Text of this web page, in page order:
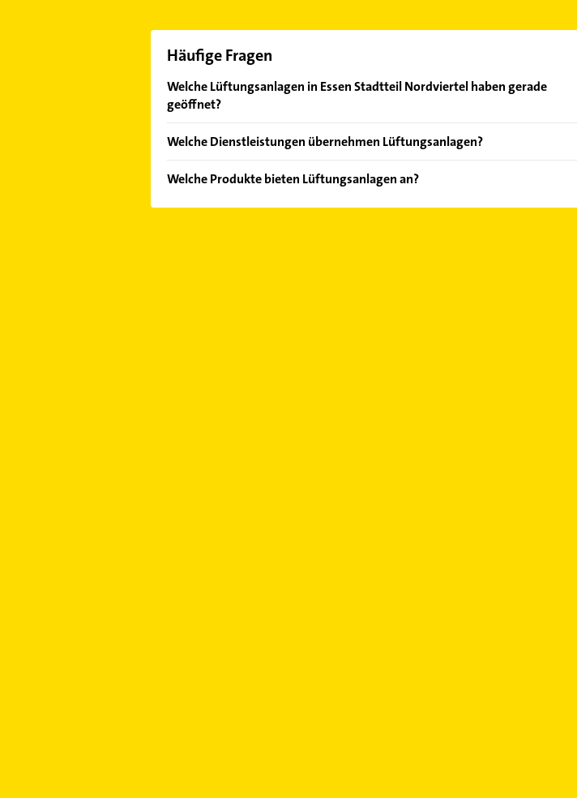
Häufige Fragen
Welche Lüftungsanlagen in Essen Stadtteil Nordviertel haben gerade
geöffnet?
Sonn- und Feiertagen abweichen können.
Welche Dienstleistungen übernehmen Lüftungsanlagen?
Welche Produkte bieten Lüftungsanlagen an?
Das Angebot umfasst unter anderem Gasheizung.